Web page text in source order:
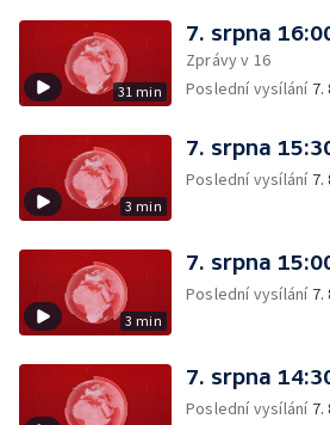
31 min
7. srpna
Zprávy v 16
Poslední vysílání 7.
3 min
7. srpna
Poslední vysílání 7.
3 min
7. srpna
Poslední vysílání 7.
7. srpna
Poslední vysílání 7.